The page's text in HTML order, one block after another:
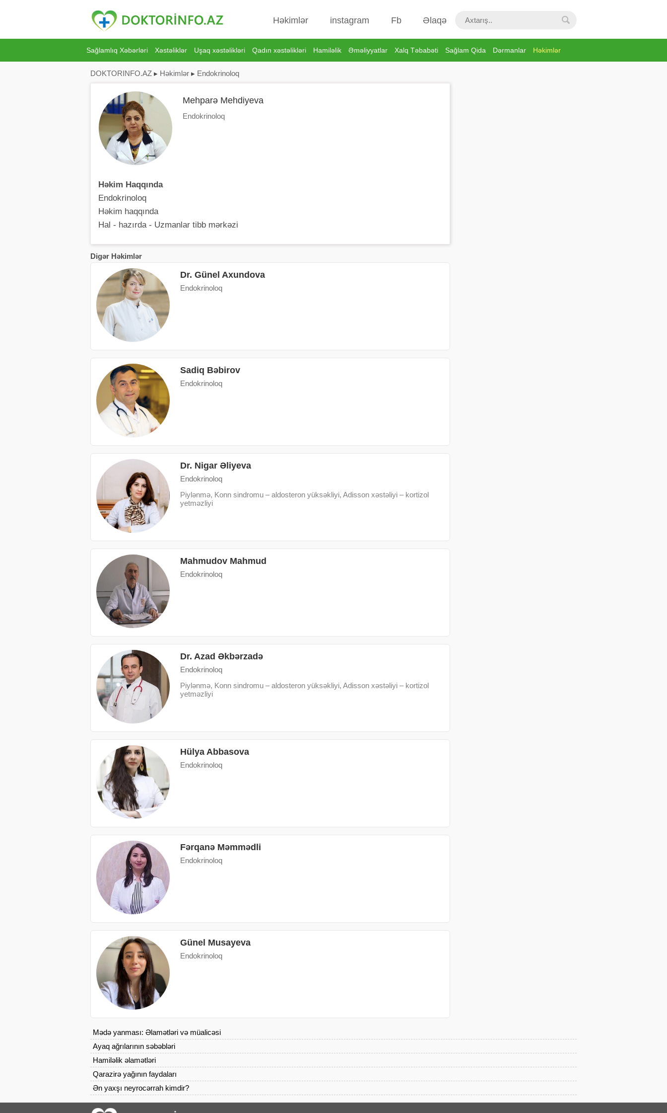
Həkimlər instagram Fb Əlaqə
Sağlamlıq Xəbərləri Xəstəliklər Uşaq xəstəlikləri Qadın xəstəlikləri Hamiləlik Əməliyyatlar Xalq Təbabəti Sağlam Qida Dərmanlar Həkimlər
DOKTORINFO.AZ ▸ Həkimlər ▸ Endokrinoloq
Mehparə Mehdiyeva
Endokrinoloq
Həkim Haqqında
Endokrinoloq
Həkim haqqında
Hal - hazırda - Uzmanlar tibb mərkəzi
Digər Həkimlər
Dr. Günel Axundova
Endokrinoloq
Sadiq Bəbirov
Endokrinoloq
Dr. Nigar Əliyeva
Endokrinoloq
Piylənmə, Konn sindromu – aldosteron yüksəkliyi, Adisson xəstəliyi – kortizol
yetməzliyi
Mahmudov Mahmud
Endokrinoloq
Dr. Azad Əkbərzadə
Endokrinoloq
Piylənmə, Konn sindromu – aldosteron yüksəkliyi, Adisson xəstəliyi – kortizol
yetməzliyi
Hülya Abbasova
Endokrinoloq
Fərqanə Məmmədli
Endokrinoloq
Günel Musayeva
Endokrinoloq
Mədə yanması: Əlamətləri və müalicəsi
Ayaq ağrılarının səbəbləri
Hamiləlik əlamətləri
Qarazirə yağının faydaları
Ən yaxşı neyrocərrah kimdir?